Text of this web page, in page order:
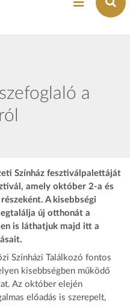
a
Színház fesztiválpalettáját
amely október 2-a és
A kisebbségi
új otthonát a
is láthatjuk majd itt a
Színházi Találkozó fontos
kisebbségben működő
Az október elején
előadás is szerepelt,